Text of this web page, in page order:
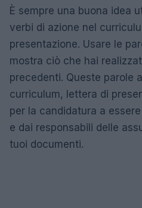
È sempre una buona idea
verbi di azione nel
presentazione. Usare le
mostra ciò che hai
precedenti. Queste parole
curriculum, lettera di
per la candidatura a
e dai responsabili delle
tuoi documenti.